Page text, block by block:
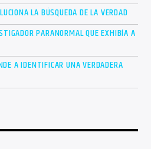
LA BÚSQUEDA DE LA VERDAD
PARANORMAL QUE EXHIBÍA A
A IDENTIFICAR UNA VERDADERA